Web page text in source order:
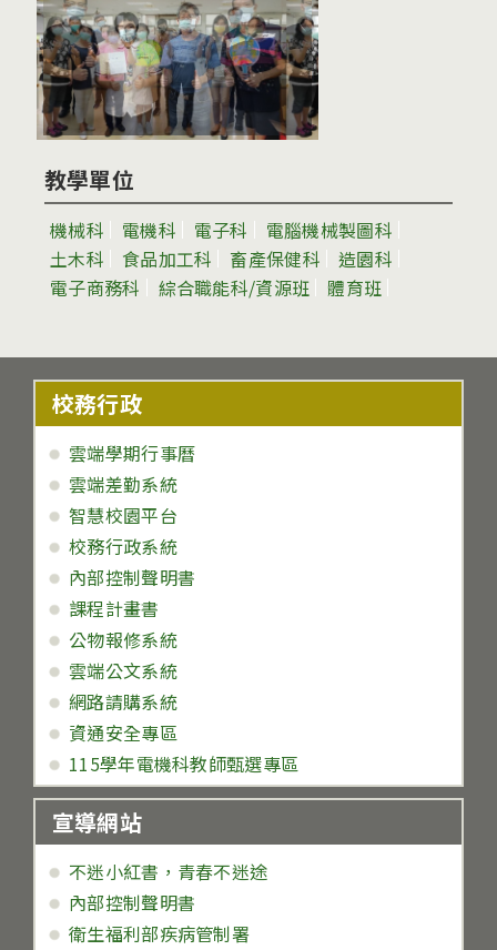
教學單位
機械科 電機科 電子科
電腦機械製圖科
土木科
食品加工科 畜產保健科
造園科
電子商務科
綜合職能科/資源班 體育班
校務行政
雲端學期行事曆
雲端差勤系統
智慧校園平台
校務行政系統
內部控制聲明書
課程計畫書
公物報修系統
雲端公文系統
網路請購系統
資通安全專區
115學年電機科教師甄選專區
宣導網站
不迷小紅書，青春不迷途
內部控制聲明書
衛生福利部疾病管制署